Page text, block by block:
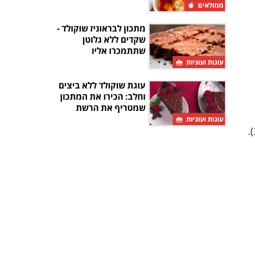
ממולאים
עוגות ועוגיות
מתכון לבראוניז שוקולד -
שקדים ללא גלוטן
שתתמכרו אליו
עוגות ועוגיות
עוגת שוקולד ללא ביצים
וחלב: הכירו את המתכון
שמטריף את הרשת